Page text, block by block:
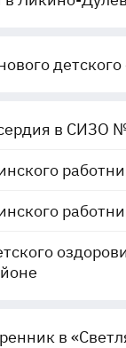
в СИЗО №
в